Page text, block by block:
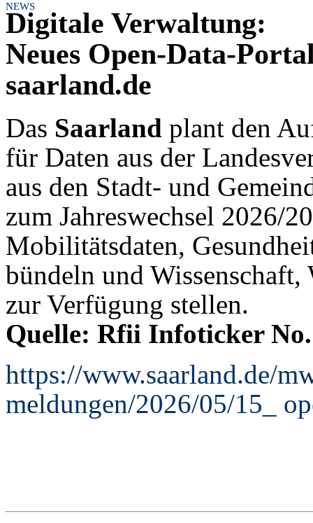
NEWS
Digitale Verwaltung:
Neues Open-Data-
saarland.de
Das Saarland plant den
für Daten aus der
aus den Stadt- und
zum Jahreswechsel 2026/
Mobilitätsdaten,
bündeln und
zur Verfügung stellen.
Quelle: Rfii Infoticker No.
https://www.saarland.de/
meldungen/2026/05/15_